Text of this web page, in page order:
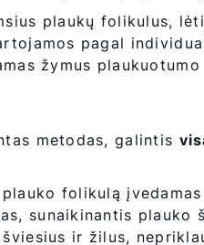
plaukų folikulus,
pagal
žymus plaukuotumo
metodas, galintis
folikulą
sunaikinantis plauko
ir žilus,